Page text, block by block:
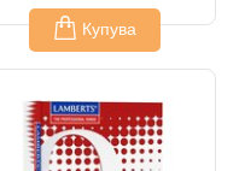
Купува